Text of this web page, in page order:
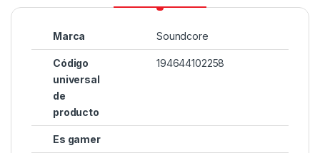
Marca Soundcore
Código
universal
de
producto
194644102258
Es gamer